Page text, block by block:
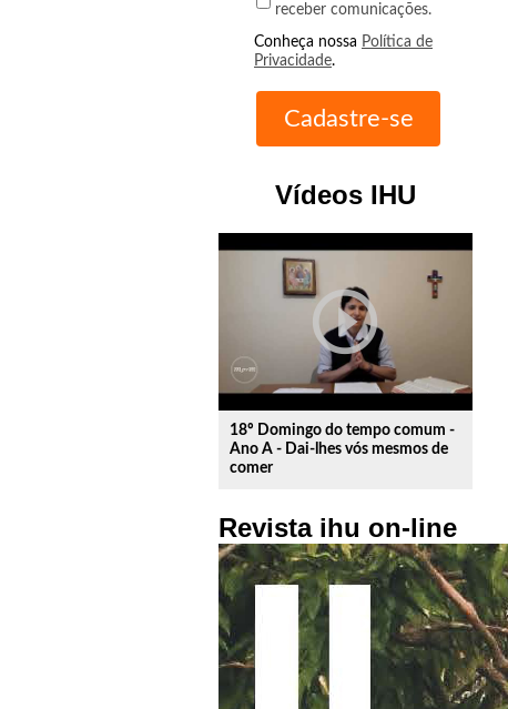
receber comunicações.
Conheça nossa Política de
Privacidade.
Vídeos IHU
play_circle_outline
18º Domingo do tempo comum -
Ano A - Dai-lhes vós mesmos de
comer
Revista ihu on-line